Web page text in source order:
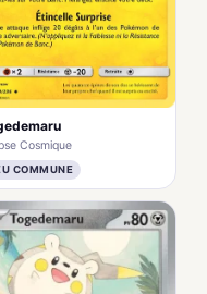
Cosmique
COMMUNE